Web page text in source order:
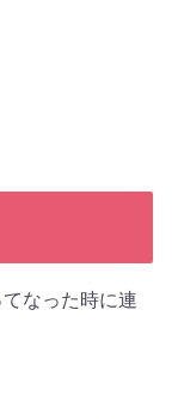
なった時に連